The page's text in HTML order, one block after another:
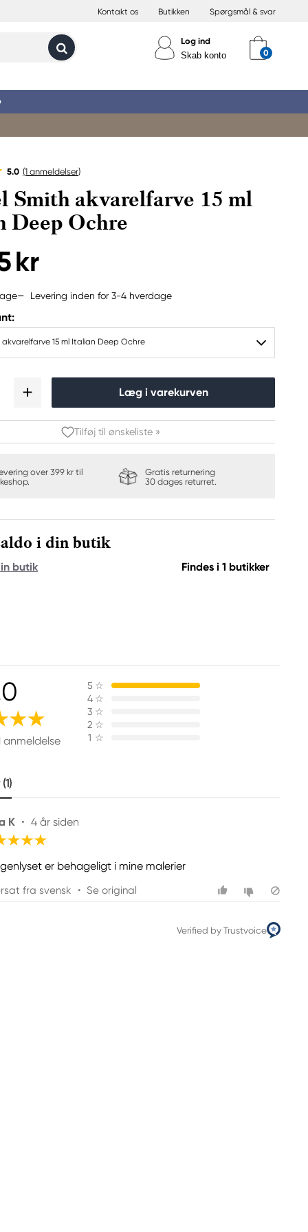
Kontakt os Butikken Spørgsmål & svar
Log ind
Skab konto
5.0 (1 anmeldelser)
Smith akvarelfarve 15 ml
Deep Ochre
kr
Levering inden for 3-4 hverdage
akvarelfarve 15 ml Italian Deep Ochre
Læg i varekurven
Tilføj til ønskeliste »
over 399 kr til
Gratis returnering
30 dages returret.
i din butik
butik Findes i 1 butikker
anmeldelse
5 ☆
4 ☆
3 ☆
2 ☆
1 ☆
K • 4 år siden
er behageligt i mine malerier
fra svensk • Se original
Verified by Trustvoice